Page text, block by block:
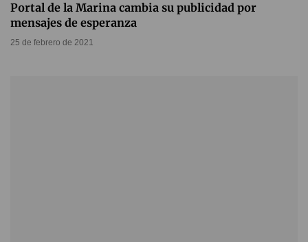
Portal de la Marina cambia su publicidad por
mensajes de esperanza
25 de febrero de 2021